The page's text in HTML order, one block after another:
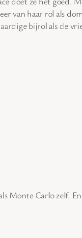
van haar rol als
bijrol als de
Monte Carlo zelf.